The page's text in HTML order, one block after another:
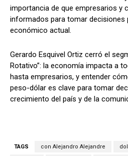
importancia de que empresarios y
informados para tomar decisiones
económico actual.
Gerardo Esquivel Ortiz cerró el
Rotativo”: la economía impacta a
hasta empresarios, y entender
peso-dólar es clave para tomar
crecimiento del país y de la
TAGS con Alejandro Alejandre